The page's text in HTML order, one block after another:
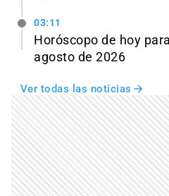
03:11
Horóscopo de hoy
agosto de 2026
Ver todas las noticias